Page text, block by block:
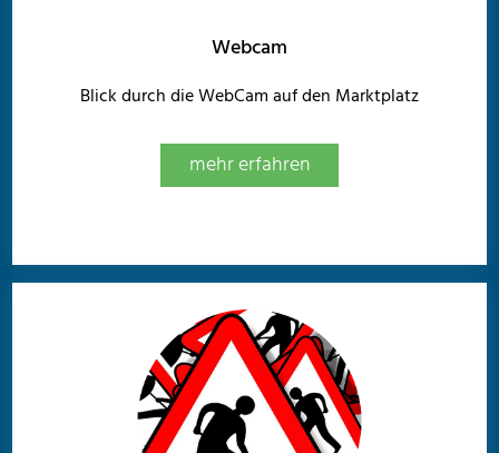
Webcam
Blick durch die WebCam auf den Marktplatz
mehr erfahren